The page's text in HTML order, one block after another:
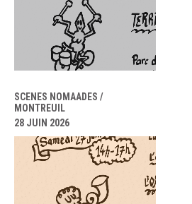
SCENES NOMAADES /
MONTREUIL
28 JUIN 2026